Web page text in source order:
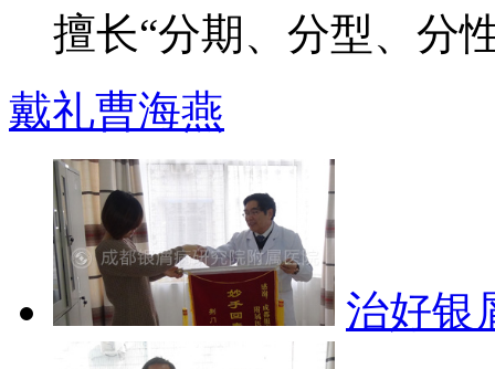
擅长“分期、分型、分
戴礼曹海燕
治好银